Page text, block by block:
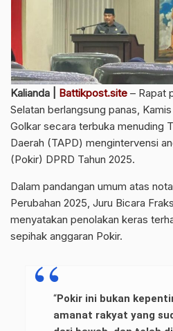
Kalianda | Battikpost.site – Rapat
Selatan berlangsung panas,
Golkar secara terbuka menuding
Daerah (TAPD) mengintervensi
(Pokir) DPRD Tahun 2025.
Dalam pandangan umum atas
Perubahan 2025, Juru Bicara
menyatakan penolakan keras
sepihak anggaran Pokir.
“Pokir ini bukan
amanat rakyat yang